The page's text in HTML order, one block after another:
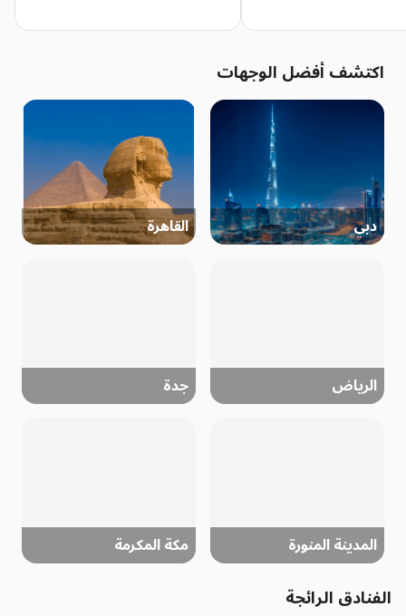
اكتشف أفضل الوجهات
دبي القاهرة
الرياض جدة
المدينة المنورة مكة المكرمة
الفنادق الرائجة